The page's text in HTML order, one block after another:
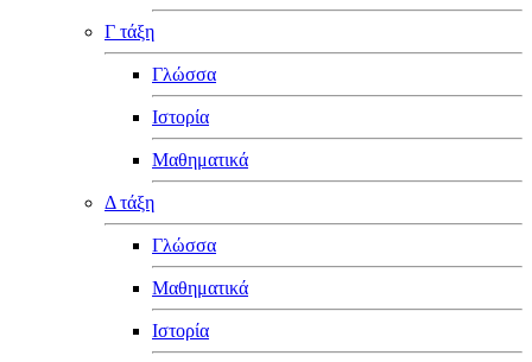
Γ τάξη
Γλώσσα
Ιστορία
Μαθηματικά
Δ τάξη
Γλώσσα
Μαθηματικά
Ιστορία